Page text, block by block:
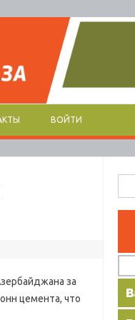
ВОЙТИ
за
цемента, что